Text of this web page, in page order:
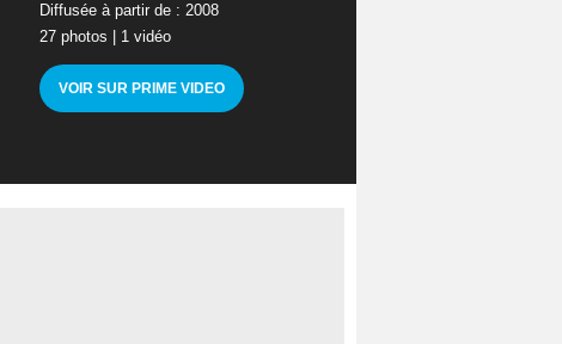
Diffusée à partir de : 2008
27 photos
1 vidéo
VOIR SUR PRIME VIDEO